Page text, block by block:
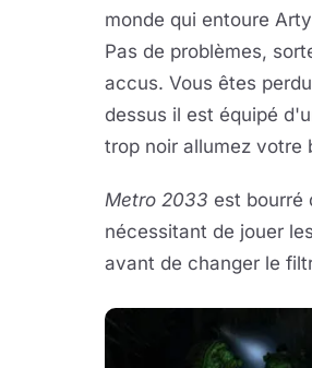
monde qui entoure
Pas de problèmes,
accus. Vous êtes
dessus il est équipé
trop noir allumez votre
Metro 2033 est bourré
nécessitant de jouer
avant de changer le